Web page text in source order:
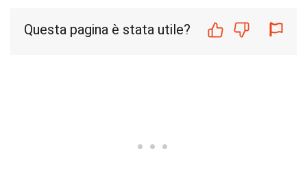
Questa pagina è stata utile?